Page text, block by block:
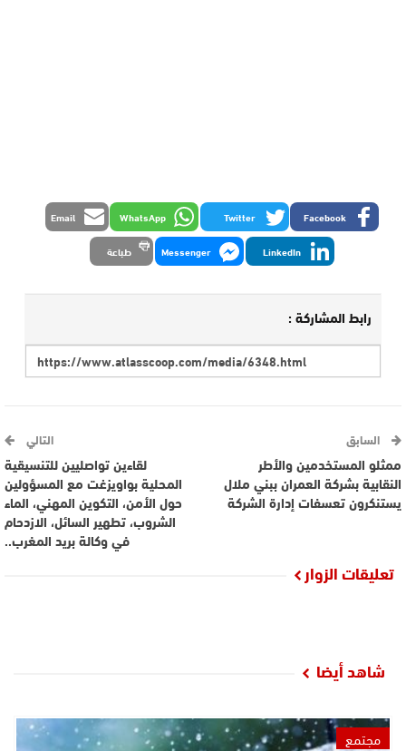
Facebook
Twitter
WhatsApp
Email
LinkedIn
Messenger طباعة
رابط المشاركة :
السابق
ممثلو المستخدمين والأطر
النقابية بشركة العمران ببني ملال
يستنكرون تعسفات إدارة الشركة
التالي
لقاءين تواصليين للتنسيقية
المحلية بواويزغت مع المسؤولين
حول الأمن، التكوين المهني، الماء
الشروب، تطهير السائل، الازدحام
في وكالة بريد المغرب..
تعليقات الزوار
شاهد أيضا
مجتمع